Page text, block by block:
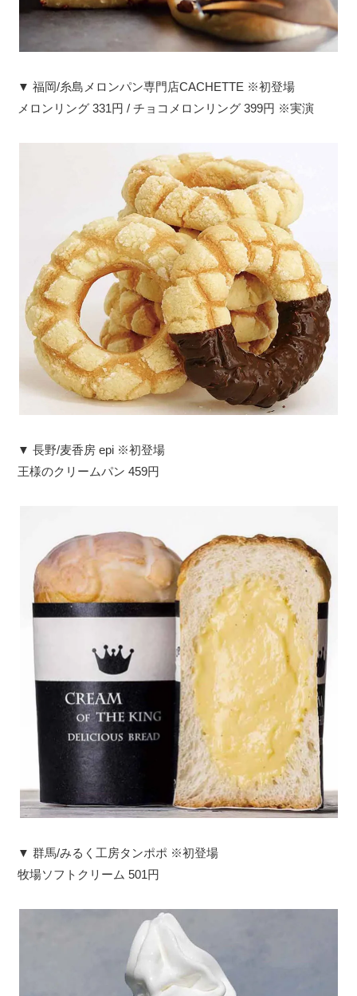
▼ 福岡/糸島メロンパン専門店CACHETTE ※初登場
メロンリング 331円 / チョコメロンリング 399円 ※実演
▼ 長野/麦香房 epi ※初登場
王様のクリームパン 459円
▼ 群馬/みるく工房タンポポ ※初登場
牧場ソフトクリーム 501円